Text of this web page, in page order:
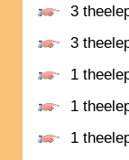
3
3
1
1
1